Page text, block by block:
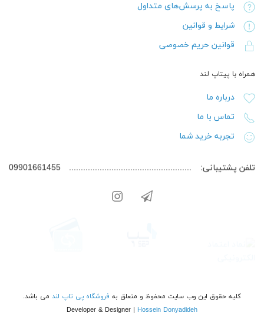
پاسخ به پرسش‌های متداول
شرایط و قوانین
قوانین حریم خصوصی
همراه با پیتاپ لند
درباره ما
تماس با ما
تجربه خرید شما
تلفن پشتیبانی: 09901661455
کلیه حقوق این وب سایت محفوظ و متعلق به فروشگاه پی تاپ لند می باشد.
Developer & Designer | Hossein Donyadideh